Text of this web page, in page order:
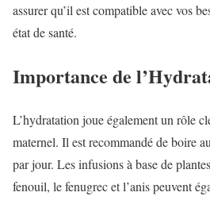
assurer qu’il est compatible avec vos
état de santé.
Importance de
L’hydratation joue également un rôle
maternel. Il est recommandé de boire
par jour. Les infusions à base de
fenouil, le fenugrec et l’anis peuvent